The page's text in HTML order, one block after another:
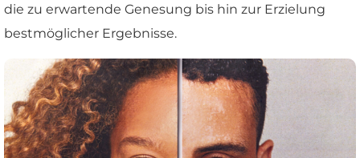
die zu erwartende Genesung bis hin zur Erzielung
bestmöglicher Ergebnisse.